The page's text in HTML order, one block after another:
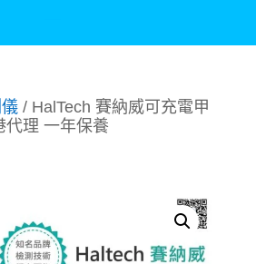
/ HalTech 賽納威可充電甲
代理 一年保養